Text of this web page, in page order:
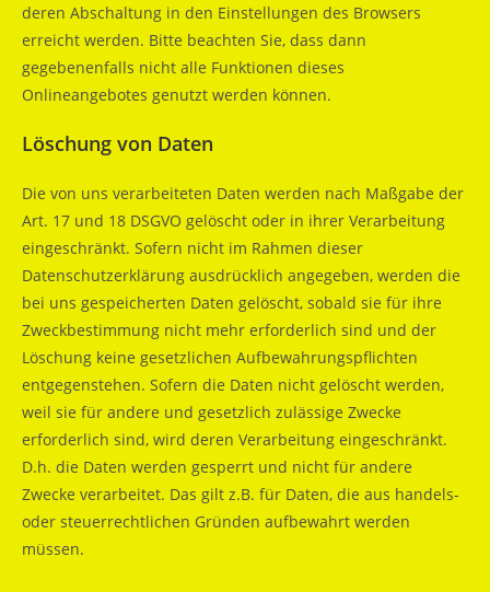
deren Abschaltung in den Einstellungen des Browsers
erreicht werden. Bitte beachten Sie, dass dann
gegebenenfalls nicht alle Funktionen dieses
Onlineangebotes genutzt werden können.
Löschung von Daten
Die von uns verarbeiteten Daten werden nach Maßgabe der
Art. 17 und 18 DSGVO gelöscht oder in ihrer Verarbeitung
eingeschränkt. Sofern nicht im Rahmen dieser
Datenschutzerklärung ausdrücklich angegeben, werden die
bei uns gespeicherten Daten gelöscht, sobald sie für ihre
Zweckbestimmung nicht mehr erforderlich sind und der
Löschung keine gesetzlichen Aufbewahrungspflichten
entgegenstehen. Sofern die Daten nicht gelöscht werden,
weil sie für andere und gesetzlich zulässige Zwecke
erforderlich sind, wird deren Verarbeitung eingeschränkt.
D.h. die Daten werden gesperrt und nicht für andere
Zwecke verarbeitet. Das gilt z.B. für Daten, die aus handels-
oder steuerrechtlichen Gründen aufbewahrt werden
müssen.